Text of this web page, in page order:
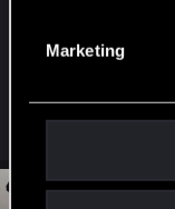
Marketing
2. Dzień później
3. Dziś